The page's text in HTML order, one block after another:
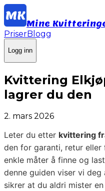
Mine
PriserBlogg
Logg inn
Kvittering
lagrer du den
2. mars 2026
Leter du etter kvittering
den for garanti, retur
enkle måter å finne og
denne guiden viser vi
sikrer at du aldri mister